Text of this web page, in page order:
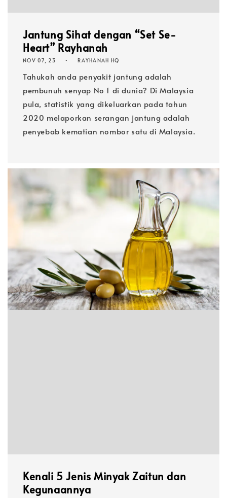
Jantung Sihat dengan “Set Se-
Heart” Rayhanah
NOV 07, 23 RAYHANAH HQ
Tahukah anda penyakit jantung adalah
pembunuh senyap No 1 di dunia? Di Malaysia
pula, statistik yang dikeluarkan pada tahun
2020 melaporkan serangan jantung adalah
penyebab kematian nombor satu di Malaysia.
Kenali 5 Jenis Minyak Zaitun dan
Kegunaannya